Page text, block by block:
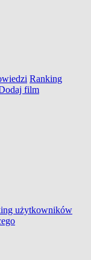
Ranking
film
użytkowników